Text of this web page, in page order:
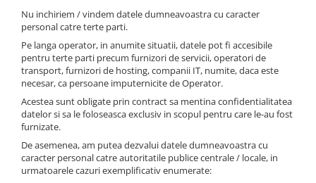
Nu inchiriem / vindem datele dumneavoastra cu caracter
personal catre terte parti.
Pe langa operator, in anumite situatii, datele pot fi accesibile
pentru terte parti precum furnizori de servicii, operatori de
transport, furnizori de hosting, companii IT, numite, daca este
necesar, ca persoane imputernicite de Operator.
Acestea sunt obligate prin contract sa mentina confidentialitatea
datelor si sa le foloseasca exclusiv in scopul pentru care le-au fost
furnizate.
De asemenea, am putea dezvalui datele dumneavoastra cu
caracter personal catre autoritatile publice centrale / locale, in
urmatoarele cazuri exemplificativ enumerate: